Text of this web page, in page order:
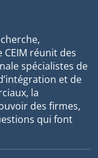
CEIM réunit des
spécialistes de
et de
la
des firmes,
qui font